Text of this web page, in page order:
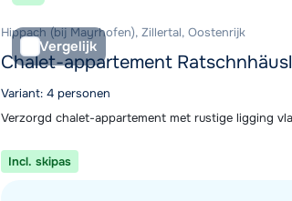
Vergelijk
Hippach (bij Mayrhofen), Zillertal, Oostenrijk
Chalet-appartement Ratschnhäusl
Variant: 4 personen
Verzorgd chalet-appartement met rustige ligging
Incl. skipas